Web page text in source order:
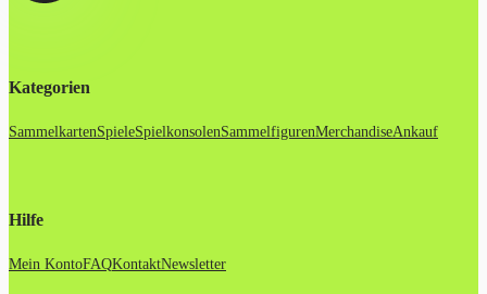
Kategorien
SammelkartenSpieleSpielkonsolenSammelfigurenMerchandiseAnkauf
Hilfe
Mein KontoFAQKontaktNewsletter